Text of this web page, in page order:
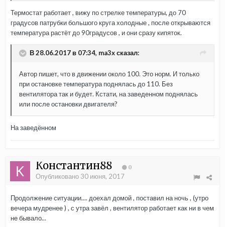
Термостат работает , вижу по стрелке температуры, до 70
градусов патрубки большого круга холодные , после открываются
температура растёт до 90градусов , и они сразу кипяток.
В 28.06.2017 в 07:34, ma3x сказал:
Автор пишет, что в движении около 100. Это норм. И только
при остановке температура поднялась до 110. Без
вентилятора так и будет. Кстати, на заведенном поднялась
или после остановки двигателя?
На заведённом
Константин88 0
Опубликовано 30 июня, 2017
Продолжение ситуации.... доехал домой , поставил на ночь , (утро
вечера мудренее ) , с утра завёл , вентилятор работает как ни в чем
не бывало...